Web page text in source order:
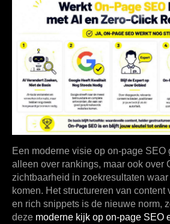
Een moderne visie op on-page SEO
alleen over rankings, maar ook over
zichtbaarheid in zoekresultaten
komen. Het structureren van content
en rich snippets is de nieuwe norm,
deze moderne kijk op on-page SEO